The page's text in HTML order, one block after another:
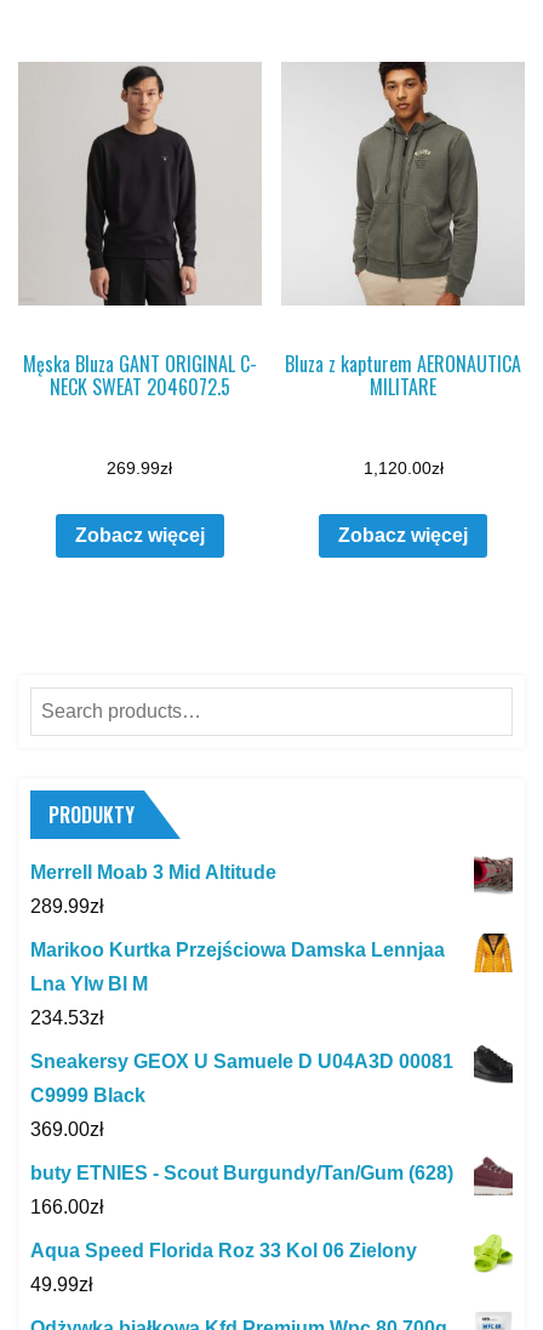
Męska Bluza GANT ORIGINAL C-
NECK SWEAT 2046072.5
269.99zł
Zobacz więcej
Bluza z kapturem AERONAUTICA
MILITARE
1,120.00zł
Zobacz więcej
Search
for:
PRODUKTY
Merrell Moab 3 Mid Altitude
289.99zł
Marikoo Kurtka Przejściowa Damska Lennjaa
Lna Ylw Bl M
234.53zł
Sneakersy GEOX U Samuele D U04A3D 00081
C9999 Black
369.00zł
buty ETNIES - Scout Burgundy/Tan/Gum (628)
166.00zł
Aqua Speed Florida Roz 33 Kol 06 Zielony
49.99zł